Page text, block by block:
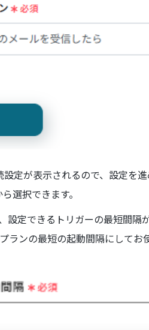
設定が表示されるので、設定を
選択できます。
設定できるトリガーの最短間隔
ランの最短の起動間隔にしてお